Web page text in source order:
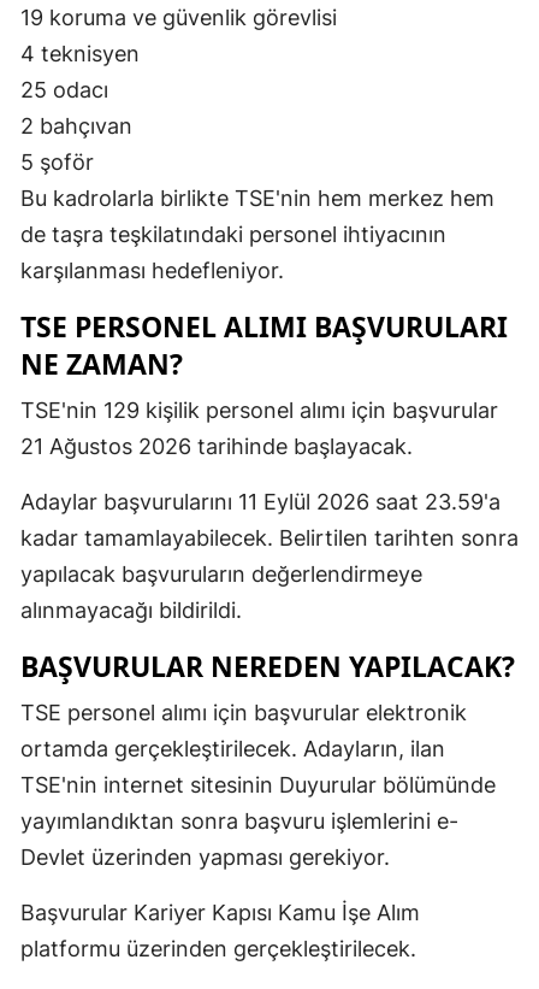
19 koruma ve güvenlik görevlisi
4 teknisyen
25 odacı
2 bahçıvan
5 şoför
Bu kadrolarla birlikte TSE'nin hem merkez hem
de taşra teşkilatındaki personel ihtiyacının
karşılanması hedefleniyor.
TSE PERSONEL ALIMI BAŞVURULARI
NE ZAMAN?
TSE'nin 129 kişilik personel alımı için başvurular
21 Ağustos 2026 tarihinde başlayacak.
Adaylar başvurularını 11 Eylül 2026 saat 23.59'a
kadar tamamlayabilecek. Belirtilen tarihten sonra
yapılacak başvuruların değerlendirmeye
alınmayacağı bildirildi.
BAŞVURULAR NEREDEN YAPILACAK?
TSE personel alımı için başvurular elektronik
ortamda gerçekleştirilecek. Adayların, ilan
TSE'nin internet sitesinin Duyurular bölümünde
yayımlandıktan sonra başvuru işlemlerini e-
Devlet üzerinden yapması gerekiyor.
Başvurular Kariyer Kapısı Kamu İşe Alım
platformu üzerinden gerçekleştirilecek.